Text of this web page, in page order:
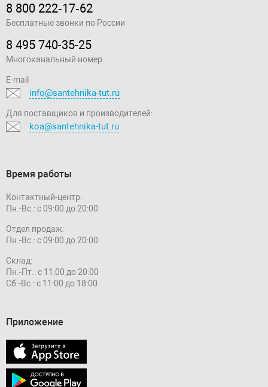
8 800 222‑17‑62
Бесплатные звонки по России
8 495 740-35-25
Многоканальный номер
E-mail
info@santehnika-tut.ru
Для поставщиков и производителей:
koa@santehnika-tut.ru
Время работы
Контактный-центр:
Пн.-Вс.: с 09:00 до 20:00
Отдел продаж:
Пн.-Вс.: с 09:00 до 20:00
Склад:
Пн.-Пт.: с 11:00 до 20:00
Сб.-Вс.: с 11:00 до 18:00
Приложение